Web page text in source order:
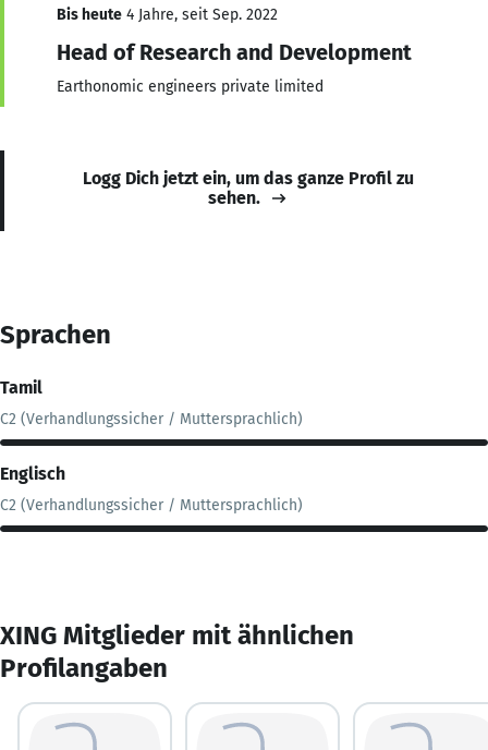
Bis heute 4 Jahre, seit Sep. 2022
Head of Research and Development
Earthonomic engineers private limited
Logg Dich jetzt ein, um das ganze Profil zu
sehen.
Sprachen
Tamil
C2 (Verhandlungssicher / Muttersprachlich)
Englisch
C2 (Verhandlungssicher / Muttersprachlich)
XING Mitglieder mit ähnlichen
Profilangaben